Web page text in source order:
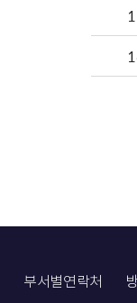
부서별연락처